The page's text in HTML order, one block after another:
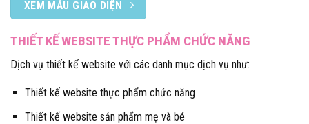
XEM MẪU GIAO DIỆN
THIẾT KẾ WEBSITE THỰC PHẨM CHỨC NĂNG
Dịch vụ thiết kế website với các danh mục dịch vụ như:
Thiết kế website thực phẩm chức năng
Thiết kế website sản phẩm mẹ và bé